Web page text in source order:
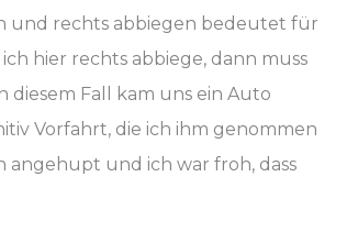
und rechts abbiegen bedeutet für
hier rechts abbiege, dann muss
diesem Fall kam uns ein Auto
Vorfahrt, die ich ihm genommen
angehupt und ich war froh, dass